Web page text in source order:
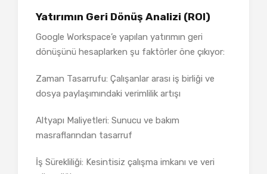
Yatırımın Geri Dönüş Analizi (ROI)
Google Workspace’e yapılan yatırımın geri
dönüşünü hesaplarken şu faktörler öne çıkıyor:
Zaman Tasarrufu: Çalışanlar arası iş birliği ve
dosya paylaşımındaki verimlilik artışı
Altyapı Maliyetleri: Sunucu ve bakım
masraflarından tasarruf
İş Sürekliliği: Kesintisiz çalışma imkanı ve veri